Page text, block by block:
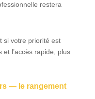
vos
restera
si votre priorité est
et l’accès rapide, plus
— le rangement